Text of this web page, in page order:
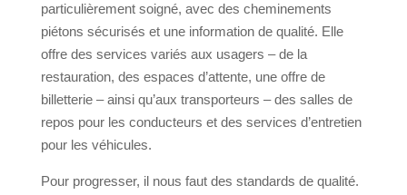
particulièrement soigné, avec des cheminements
piétons sécurisés et une information de qualité. Elle
offre des services variés aux usagers – de la
restauration, des espaces d’attente, une offre de
billetterie – ainsi qu’aux transporteurs – des salles de
repos pour les conducteurs et des services d’entretien
pour les véhicules.
Pour progresser, il nous faut des standards de qualité.